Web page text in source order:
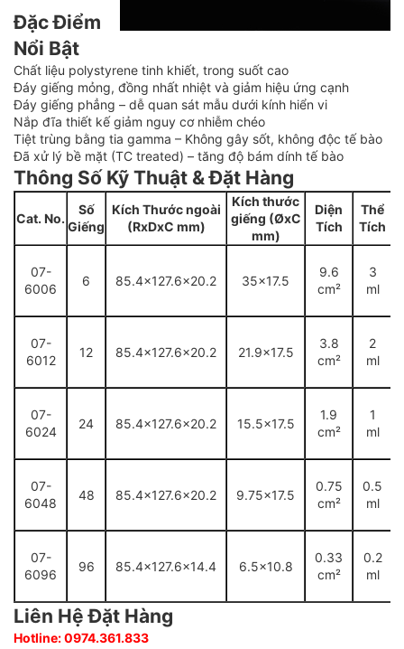
Đặc Điểm
Nổi Bật
Chất liệu polystyrene tinh khiết, trong suốt cao
Đáy giếng mỏng, đồng nhất nhiệt và giảm hiệu ứng cạnh
Đáy giếng phẳng – dễ quan sát mẫu dưới kính hiển vi
Nắp đĩa thiết kế giảm nguy cơ nhiễm chéo
Tiệt trùng bằng tia gamma – Không gây sốt, không độc tế bào
Đã xử lý bề mặt (TC treated) – tăng độ bám dính tế bào
Thông Số Kỹ Thuật & Đặt Hàng
Cat. No.
Số
Giếng
Kích Thước ngoài
(RxDxC mm)
Kích thước
giếng (ØxC
mm)
Diện
Tích
Thể
Tích
07-
6006
6 85.4x127.6x20.2 35x17.5
9.6
cm²
3
ml
07-
6012
12 85.4x127.6x20.2 21.9x17.5
3.8
cm²
2
ml
07-
6024
24 85.4x127.6x20.2 15.5x17.5
1.9
cm²
1
ml
07-
6048
48 85.4x127.6x20.2 9.75x17.5
0.75
cm²
0.5
ml
07-
6096
96 85.4x127.6x14.4 6.5x10.8
0.33
cm²
0.2
ml
Liên Hệ Đặt Hàng
Hotline: 0974.361.833